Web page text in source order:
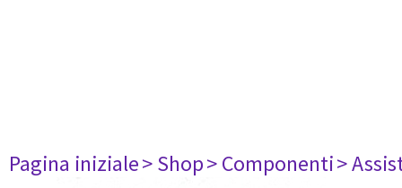
Pagina iniziale> Shop> Componenti>